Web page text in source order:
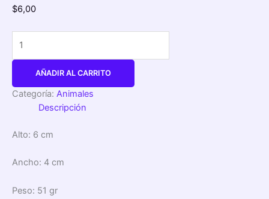
$6,00
AÑADIR AL CARRITO
Categoría: Animales
Descripción
Alto: 6 cm
Ancho: 4 cm
Peso: 51 gr